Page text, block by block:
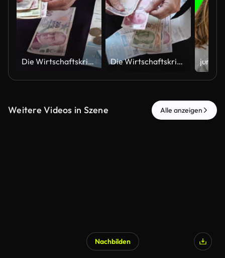
Die Wirtschaftskrise in der Türkei und der Kampf der Rentner. Türkisches Geld zählen, horizontale Nahaufnahme. Die Wirtschaftskrise in der Türkei und der Kampf der Rentner. Türkisches Geld zählen, horizontale Nahaufnahme.
Weitere Videos in Szene Alle anzeigen
Nachbilden